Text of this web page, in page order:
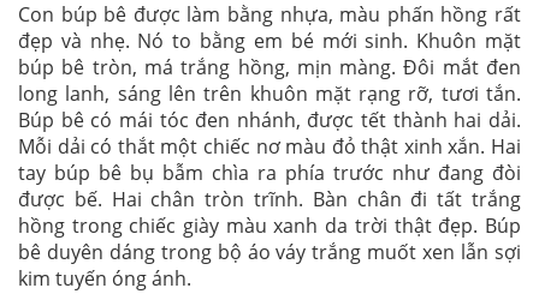
Con búp bê được làm bằng nhựa, màu phấn hồng rất
đẹp và nhẹ. Nó to bằng em bé mới sinh. Khuôn mặt
búp bê tròn, má trắng hồng, mịn màng. Đôi mắt đen
long lanh, sáng lên trên khuôn mặt rạng rỡ, tươi tắn.
Búp bê có mái tóc đen nhánh, được tết thành hai dải.
Mỗi dải có thắt một chiếc nơ màu đỏ thật xinh xắn. Hai
tay búp bê bụ bẫm chìa ra phía trước như đang đòi
được bế. Hai chân tròn trĩnh. Bàn chân đi tất trắng
hồng trong chiếc giày màu xanh da trời thật đẹp. Búp
bê duyên dáng trong bộ áo váy trắng muốt xen lẫn sợi
kim tuyến óng ánh.